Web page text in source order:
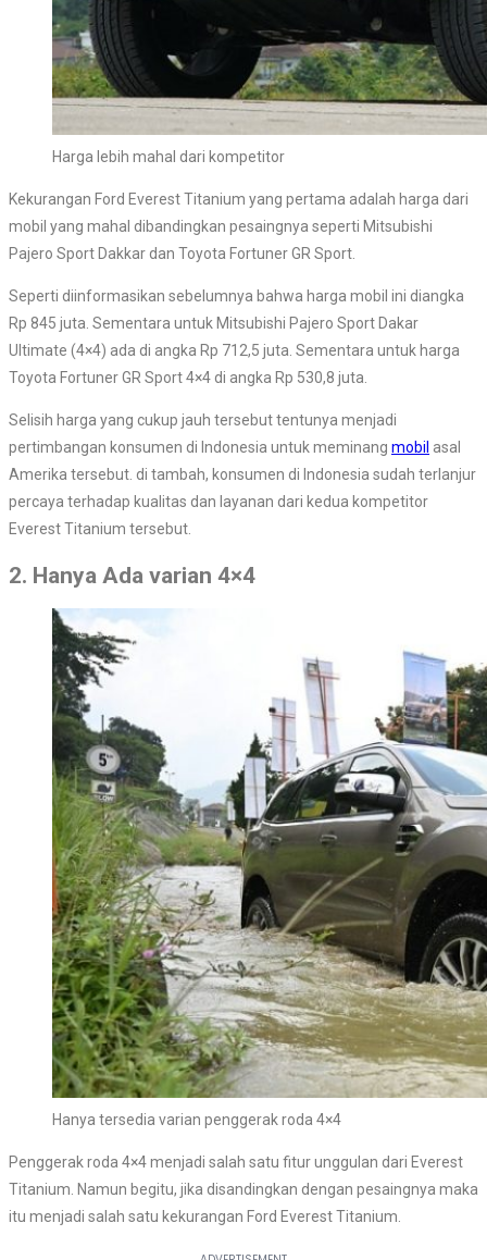
Harga lebih mahal dari kompetitor
Kekurangan Ford Everest Titanium yang pertama adalah harga dari
mobil yang mahal dibandingkan pesaingnya seperti Mitsubishi
Pajero Sport Dakkar dan Toyota Fortuner GR Sport.
Seperti diinformasikan sebelumnya bahwa harga mobil ini diangka
Rp 845 juta. Sementara untuk Mitsubishi Pajero Sport Dakar
Ultimate (4×4) ada di angka Rp 712,5 juta. Sementara untuk harga
Toyota Fortuner GR Sport 4×4 di angka Rp 530,8 juta.
Selisih harga yang cukup jauh tersebut tentunya menjadi
pertimbangan konsumen di Indonesia untuk meminang mobil asal
Amerika tersebut. di tambah, konsumen di Indonesia sudah terlanjur
percaya terhadap kualitas dan layanan dari kedua kompetitor
Everest Titanium tersebut.
2. Hanya Ada varian 4×4
Hanya tersedia varian penggerak roda 4×4
Penggerak roda 4×4 menjadi salah satu fitur unggulan dari Everest
Titanium. Namun begitu, jika disandingkan dengan pesaingnya maka
itu menjadi salah satu kekurangan Ford Everest Titanium.